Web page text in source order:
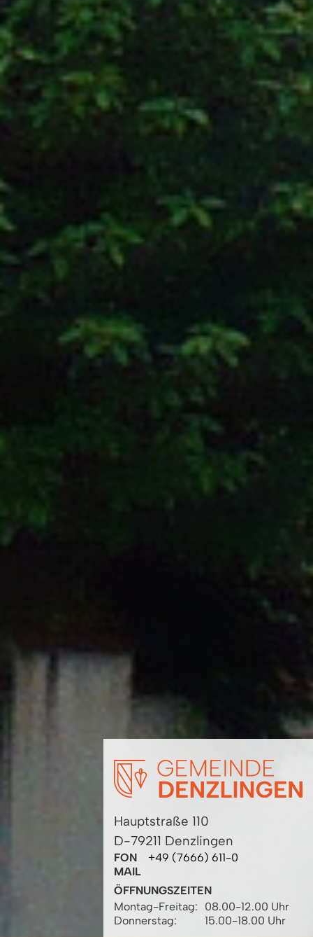
Hauptstraße 110
D-79211 Denzlingen
FON
+49 (7666) 611-0
MAIL
ÖFFNUNGSZEITEN
Montag-Freitag:
08.00-12.00 Uhr
Donnerstag:
15.00-18.00 Uhr